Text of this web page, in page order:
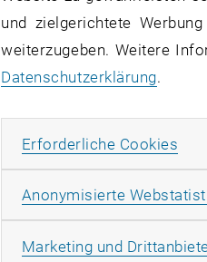
und zielgerichtete
weiterzugeben. Weitere
Datenschutzerklärung.
Erforderliche Cookies
Anonymisierte
Marketing und